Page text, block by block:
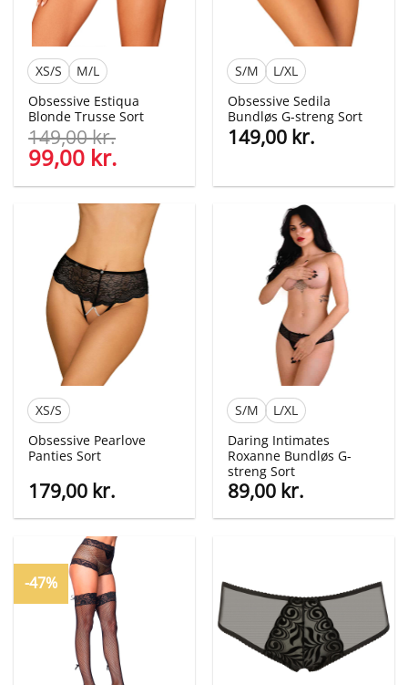
XS/S
M/L
Obsessive Estiqua
Blonde Trusse Sort
149,00kr.
Den
oprindelige
pris
149,00 kr..
99,00 kr.
aktuelle
pris
er:
99,00 kr..
S/M
L/XL
Obsessive Sedila
Bundløs G-streng Sort
149,00 kr.
XS/S
Obsessive Pearlove
Panties Sort
179,00 kr.
S/M
L/XL
Daring Intimates
Roxanne Bundløs G-
streng Sort
89,00 kr.
-47%